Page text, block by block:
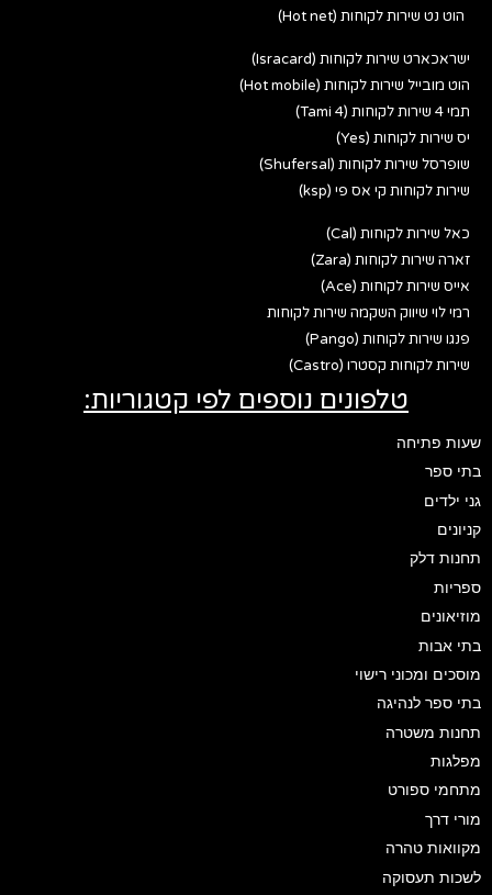
הוט נט שירות לקוחות (Hot net)
ישראכארט שירות לקוחות (Isracard)
הוט מובייל שירות לקוחות (Hot mobile)
תמי 4 שירות לקוחות (Tami 4)
יס שירות לקוחות (Yes)
שופרסל שירות לקוחות (Shufersal)
שירות לקוחות קי אס פי (ksp)
כאל שירות לקוחות (Cal)
זארה שירות לקוחות (Zara)
אייס שירות לקוחות (Ace)
רמי לוי שיווק השקמה שירות לקוחות
פנגו שירות לקוחות (Pango)
שירות לקוחות קסטרו (Castro)
טלפונים נוספים לפי קטגוריות:
שעות פתיחה
בתי ספר
גני ילדים
קניונים
תחנות דלק
ספריות
מוזיאונים
בתי אבות
מוסכים ומכוני רישוי
בתי ספר לנהיגה
תחנות משטרה
מפלגות
מתחמי ספורט
מורי דרך
מקוואות טהרה
לשכות תעסוקה